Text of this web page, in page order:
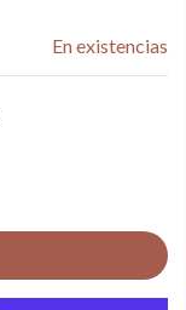
En existencias